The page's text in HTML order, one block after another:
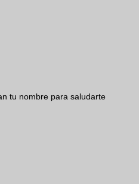
tu nombre para saludarte